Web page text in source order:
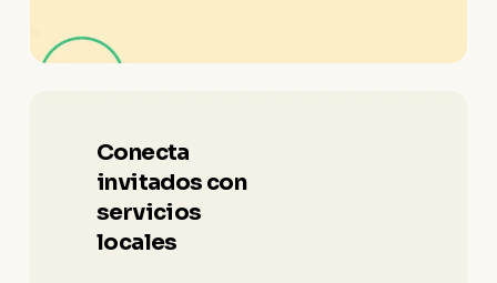
Conecta
invitados con
servicios
locales